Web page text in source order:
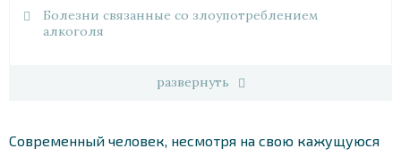
Болезни связанные со злоупотреблением
алкоголя
развернуть
Современный человек, несмотря на свою кажущуюся